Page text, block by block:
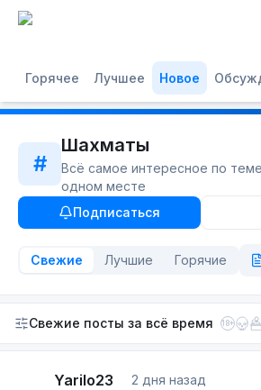
Горячее Лучшее Новое
#
Шахматы
Всё самое интересное по
одном месте
Подписаться
Свежие Лучшие Горячие
Свежие посты за всё время 18+
Yarilo23 2 дня назад